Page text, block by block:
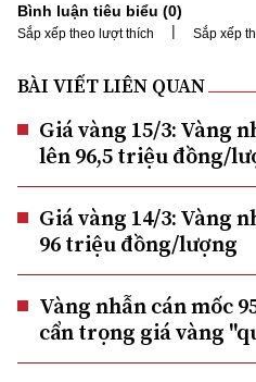
Bình luận tiêu biểu (0)
Sắp xếp theo lượt thích | Sắp xếp
BÀI VIẾT LIÊN QUAN
Giá vàng 15/3: Vàng
lên 96,5 triệu đồng/
Giá vàng 14/3: Vàng
96 triệu đồng/lượng
Vàng nhẫn cán mốc
cẩn trọng giá vàng